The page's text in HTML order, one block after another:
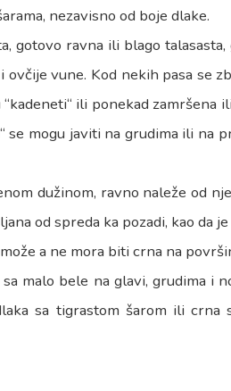
nezavisno od boje dlake.
gotovo ravna ili blago
vune. Kod nekih pasa se
ili ponekad zamršena
se mogu javiti na grudima ili na
dužinom, ravno naleže od
od spreda ka pozadi, kao da
a ne mora biti crna na
malo bele na glavi, grudima i
sa tigrastom šarom ili crna